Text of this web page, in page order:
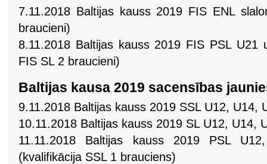
7.11.2018 Baltijas kauss 2019 FIS ENL
braucieni)
8.11.2018 Baltijas kauss 2019 FIS PSL U21
FIS SL 2 braucieni)
Baltijas kausa 2019 sacensības
9.11.2018 Baltijas kauss 2019 SSL U12, U14,
10.11.2018 Baltijas kauss 2019 SL U12, U14,
11.11.2018 Baltijas kauss 2019 PSL
(kvalifikācija SSL 1 brauciens)